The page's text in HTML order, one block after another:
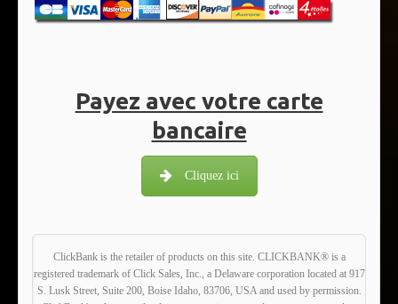
Payez avec votre carte
bancaire
Cliquez ici
ClickBank is the retailer of products on this site. CLICKBANK® is a
registered trademark of Click Sales, Inc., a Delaware corporation located at 917
S. Lusk Street, Suite 200, Boise Idaho, 83706, USA and used by permission.